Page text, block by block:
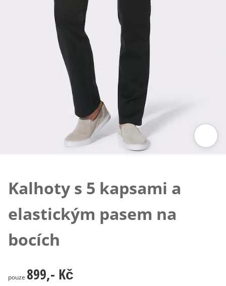
Kalhoty s 5 kapsami a
elastickým pasem na
bocích
899,- Kč
pouze 899,- Kč